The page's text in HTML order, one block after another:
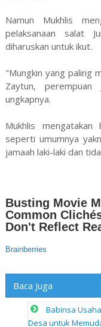
Namun Mukhlis
pelaksanaan salat
diharuskan untuk ikut.
"Mungkin yang paling
Zaytun, perempuan
ungkapnya.
Mukhlis
seperti umumnya
jamaah laki-laki dan
Baca Juga
Babinsa
Desa untuk